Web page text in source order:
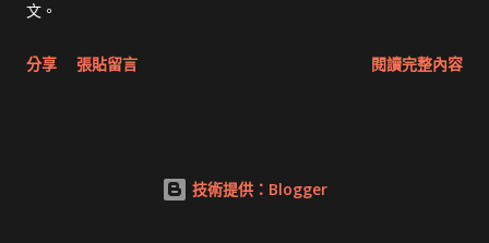
文。
分享 張貼留言 閱讀完整內容
技術提供：Blogger